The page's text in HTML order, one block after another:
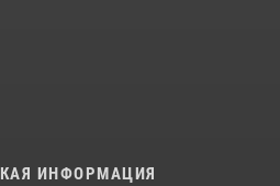
ИНФОРМАЦИЯ